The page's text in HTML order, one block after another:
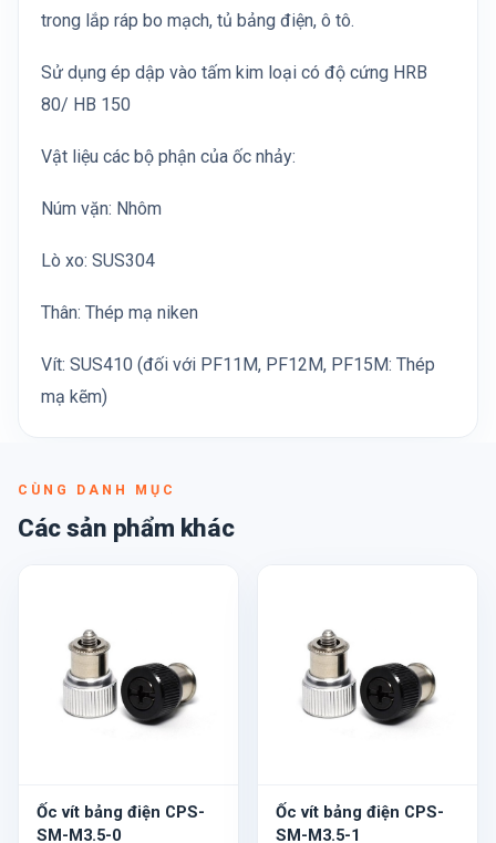
trong lắp ráp bo mạch, tủ bảng điện, ô tô.
Sử dụng ép dập vào tấm kim loại có độ cứng HRB
80/ HB 150
Vật liệu các bộ phận của ốc nhảy:
Núm vặn: Nhôm
Lò xo: SUS304
Thân: Thép mạ niken
Vít: SUS410 (đối với PF11M, PF12M, PF15M: Thép
mạ kẽm)
CÙNG DANH MỤC
Các sản phẩm khác
Ốc vít bảng điện CPS-
SM-M3.5-0
Ốc vít bảng điện CPS-
SM-M3.5-1